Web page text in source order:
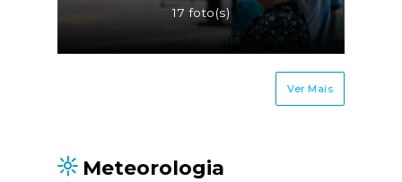
17 foto(s)
Ver Mais
Meteorologia